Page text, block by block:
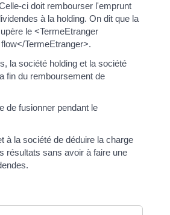
ci doit rembourser l'emprunt
à la holding. On dit que la
le <TermeEtranger
TermeEtranger>.
la société holding et la société
fin du remboursement de
de fusionner pendant le
à la société de déduire la charge
résultats sans avoir à faire une